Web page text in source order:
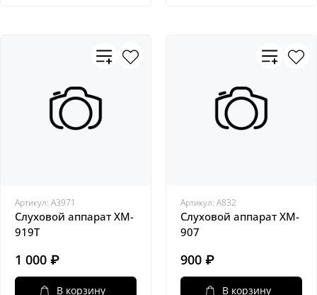
Артикул: A3971
Слуховой аппарат XM-
919T
1 000 ₽
В корзину
Артикул: A832
Слуховой аппарат XM-
907
900 ₽
В корзину